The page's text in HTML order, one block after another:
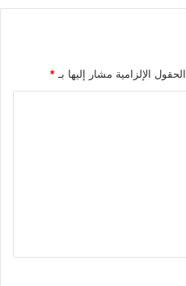
الحقول الإلزامية مشار إليها بـ*